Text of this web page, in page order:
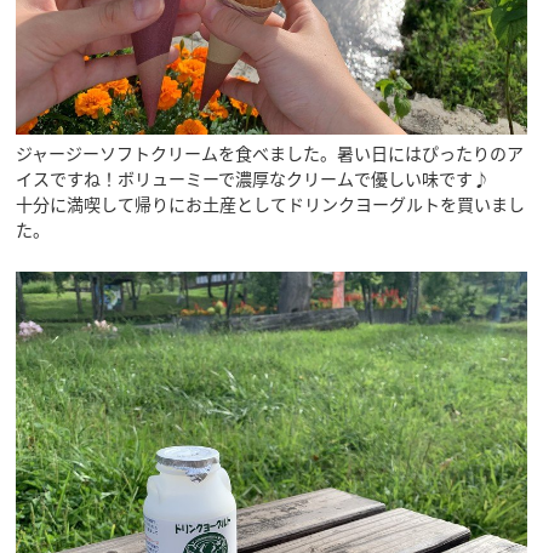
ジャージーソフトクリームを食べました。暑い日にはぴったりのア
イスですね！ボリューミーで濃厚なクリームで優しい味です♪
十分に満喫して帰りにお土産としてドリンクヨーグルトを買いまし
た。